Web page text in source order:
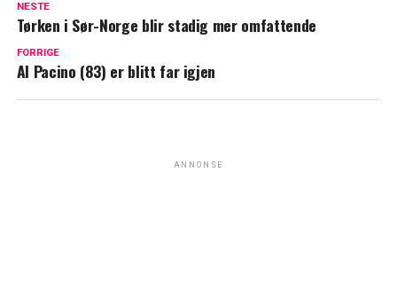
NESTE
Tørken i Sør-Norge blir stadig mer omfattende
FORRIGE
Al Pacino (83) er blitt far igjen
ANNONSE